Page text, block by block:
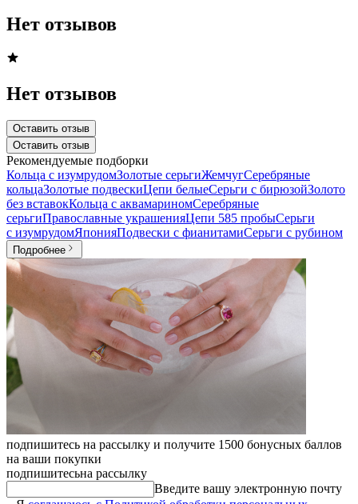
Нет отзывов
Нет отзывов
Оставить отзыв
Оставить отзыв
Рекомендуемые подборки
Кольца с изумрудомЗолотые серьгиЖемчугСеребряные
кольцаЗолотые подвескиЦепи белыеСерьги с бирюзойЗолото
без вставокКольца с аквамариномСеребряные
серьгиПравославные украшенияЦепи 585 пробыСерьги
с изумрудомЯпонияПодвески с фианитамиСерьги с рубином
Подробнее
подпишитесь на рассылку и получите 1500 бонусных баллов
на ваши покупки
подпишитесьна рассылку
Введите вашу электронную почту